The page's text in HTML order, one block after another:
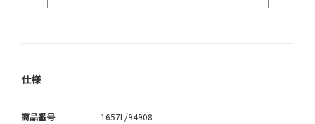
仕様
商品番号 1657L/94908